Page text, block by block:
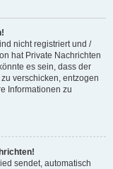
nicht registriert und /
hat Private Nachrichten
es sein, dass der
verschicken, entzogen
Informationen zu
sendet, automatisch